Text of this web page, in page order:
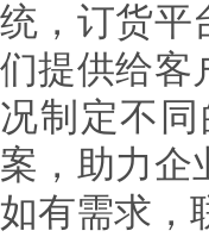
统，订货平
们提供给客
况制定不
案，助力企
如有需求，